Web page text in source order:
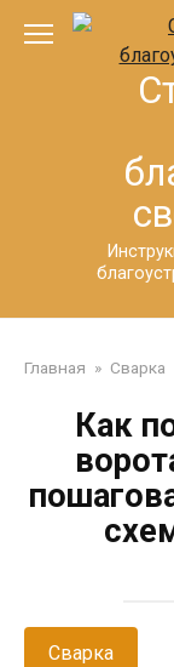
Перейти
Главная » Сварка
Как
Сварка